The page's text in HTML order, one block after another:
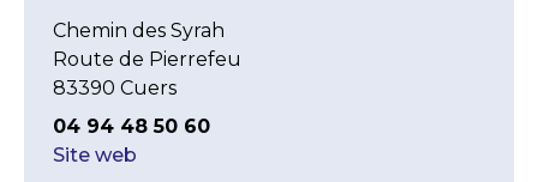
Chemin des Syrah
Route de Pierrefeu
83390 Cuers
04 94 48 50 60
Site web